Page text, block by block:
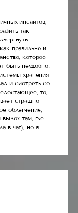
инсайтов,
так -
правильно и
которое
быть неудобно.
хранения
и смотреть со
то,
страшно
облегчение,
выдох там, где
в чат), но я